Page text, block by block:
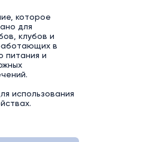
которое
для
клубов и
в
питания и
использования